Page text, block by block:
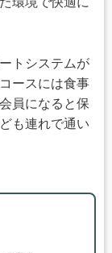
トシステムが
ースには食事
員になると保
も連れで通い